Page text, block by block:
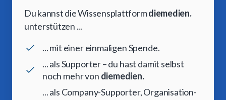
Du kannst die Wissensplattformdiemedien.
unterstützen ...
... mit einer einmaligen Spende.
... als Supporter – du hast damit selbst
noch mehr von diemedien.
... als Company-Supporter, Organisation-